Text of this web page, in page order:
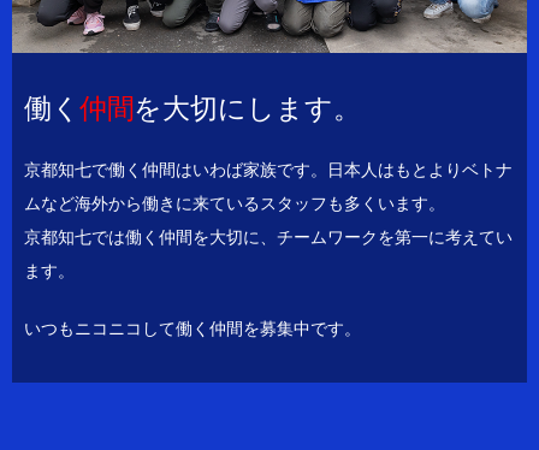
働く仲間を大切にします。
京都知七で働く仲間はいわば家族です。日本人はもとよりベトナ
ムなど海外から働きに来ているスタッフも多くいます。
京都知七では働く仲間を大切に、チームワークを第一に考えてい
ます。
いつもニコニコして働く仲間を募集中です。